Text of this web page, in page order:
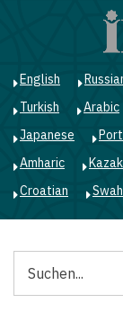
English
Turkish
Arabic
Japanese
Amharic
Croatian